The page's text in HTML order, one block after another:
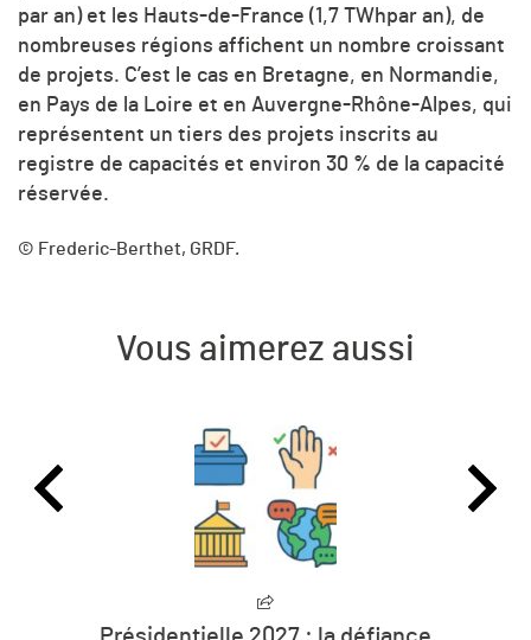
par an) et les Hauts-de-France (1,7 TWhpar an), de
nombreuses régions affichent un nombre croissant
de projets. C’est le cas en Bretagne, en Normandie,
en Pays de la Loire et en Auvergne-Rhône-Alpes, qui
représentent un tiers des projets inscrits au
registre de capacités et environ 30 % de la capacité
réservée.
© Frederic-Berthet, GRDF.
Vous aimerez aussi